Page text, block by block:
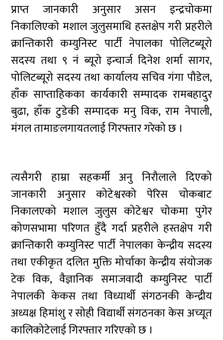
प्राप्त जानकारी अनुसार असन इन्द्रचोकमा
निकालिएको मशाल जुलुसमाथि हस्तक्षेप गरी प्रहरीले
क्रान्तिकारी कम्युनिस्ट पार्टी नेपालका पोलिटब्यूरो
सदस्य तथा ९ नं ब्यूरो इन्चार्ज दिनेश शर्मा सागर,
पोलिटब्यूरो सदस्य तथा कार्यालय सचिव गंगा पौडेल,
हाँक साप्ताहिकका कार्यकारी सम्पादक रामबहादुर
बुढा, हाँक टुडेकी सम्पादक मनु विक, राम नेपाली,
मंगल तामाङलगायतलाई गिरफ्तार गरेको छ ।
त्यसैगरी हाम्रा सहकर्मी अनु निरौलाले दिएको
जानकारी अनुसार कोटेश्वरको पेरिस चोकबाट
निकालएको मशाल जुलुस कोटेश्वर चोकमा पुगेर
कोणसभामा परिणत हुँदै गर्दा प्रहरीले हस्तक्षेप गरी
क्रान्तिकारी कम्युनिस्ट पार्टी नेपालका केन्द्रीय सदस्य
तथा एकीकृत दलित मुक्ति मोर्चाका केन्द्रीय संयोजक
टेक विक, वैज्ञानिक समाजवादी कम्युनिस्ट पार्टी
नेपालकी केकस तथा विध्यार्थी संगठनकी केन्द्रीय
अध्यक्ष हिमांशु र सोही विद्यार्थी संगठनका केस अच्यूत
कालिकोटेलाई गिरफ्तार गरिएको छ ।